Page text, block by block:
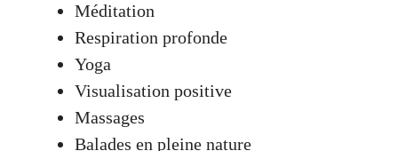
Méditation
Respiration profonde
Yoga
Visualisation positive
Massages
Balades en pleine nature